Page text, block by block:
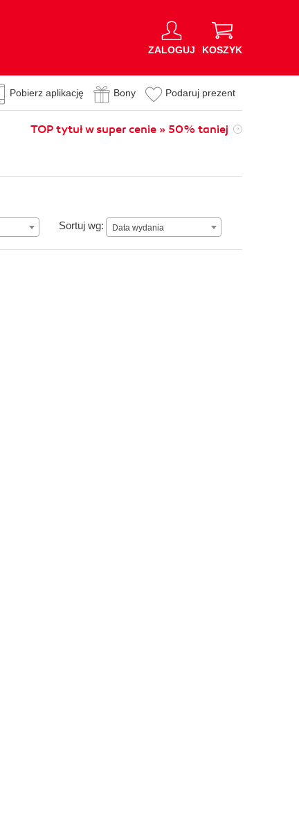
ZALOGUJ KOSZYK
Pobierz aplikację Bony Podaruj prezent
TOP tytuł w super cenie » 50% taniej
Sortuj wg: Data wydania
Data wydania